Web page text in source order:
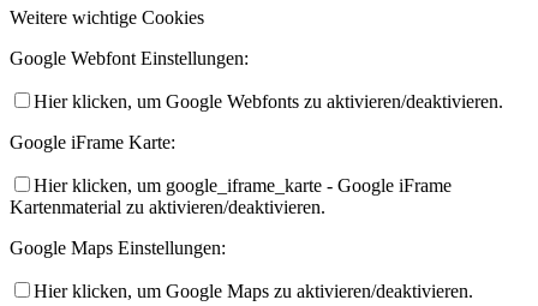
Weitere wichtige Cookies
Google Webfont Einstellungen:
Hier klicken, um Google Webfonts zu aktivieren/deaktivieren.
Google iFrame Karte:
Hier klicken, um google_iframe_karte - Google iFrame
Kartenmaterial zu aktivieren/deaktivieren.
Google Maps Einstellungen:
Hier klicken, um Google Maps zu aktivieren/deaktivieren.